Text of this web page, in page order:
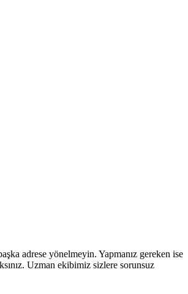
adrese yönelmeyin. Yapmanız gereken ise
Uzman ekibimiz sizlere sorunsuz